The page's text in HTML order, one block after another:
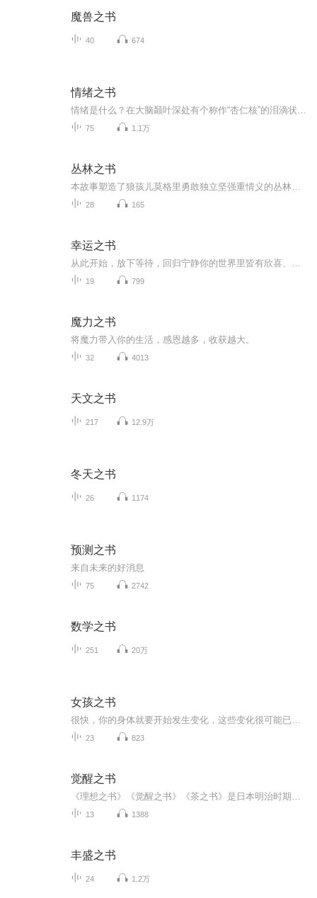
魔兽之书
40 674
情绪之书
75 1.1万
丛林之书
28 165
幸运之书
19 799
魔力之书
将魔力带入你的生活，感恩越多，收获越大。
32 4013
天文之书
217 12.9万
冬天之书
26 1174
预测之书
来自未来的好消息
75 2742
数学之书
251 20万
女孩之书
23 823
觉醒之书
13 1388
丰盛之书
24 1.2万